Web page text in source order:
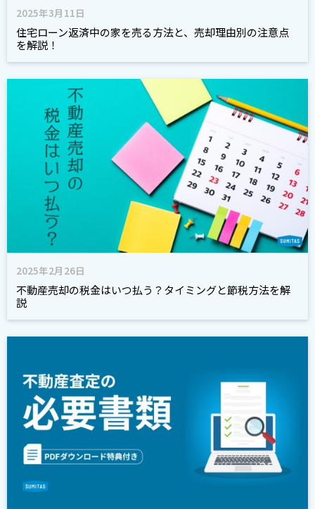
2025年3月11日
住宅ローン返済中の家を売る方法と、売却理由別の注意点
を解説！
2025年2月26日
不動産売却の税金はいつ払う？タイミングと節税方法を解
説